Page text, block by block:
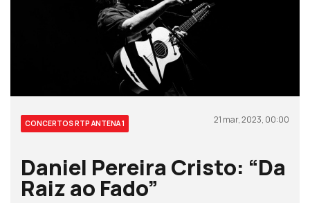
CONCERTOS RTP ANTENA 1 21 mar, 2023, 00:00
Daniel Pereira Cristo: “Da
Raiz ao Fado”